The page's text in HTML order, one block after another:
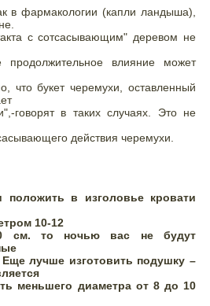
в фармакологии (капли ландыша),
с сотсасывающим" деревом не
влияние может
что букет черемухи, оставленный
говорят в таких случаях. Это не
действия черемухи.
положить в изголовье кровати
10-12
лучше изготовить подушку –
меньшего диаметра от 8 до 10